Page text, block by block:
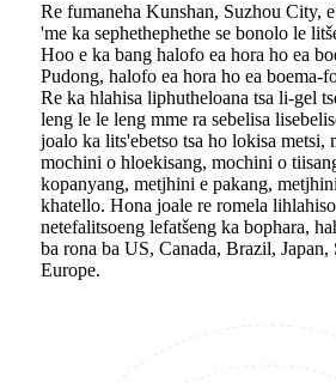
Re fumaneha Kunshan, Suzhou City,
'me ka sephethephethe se bonolo le
Hoo e ka bang halofo ea hora ho ea
Pudong, halofo ea hora ho ea boema-
Re ka hlahisa liphutheloana tsa li-gel
leng le le leng mme ra sebelisa
joalo ka lits'ebetso tsa ho lokisa metsi,
mochini o hloekisang, mochini o
kopanyang, metjhini e pakang,
khatello. Hona joale re romela
netefalitsoeng lefatšeng ka bophara,
ba rona ba US, Canada, Brazil, Japan,
Europe.